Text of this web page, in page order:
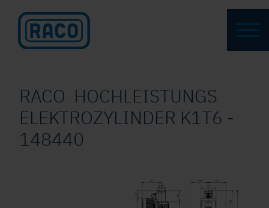
RACO HOCHLEISTUNGS
ELEKTROZYLINDER K1T6 -
148440